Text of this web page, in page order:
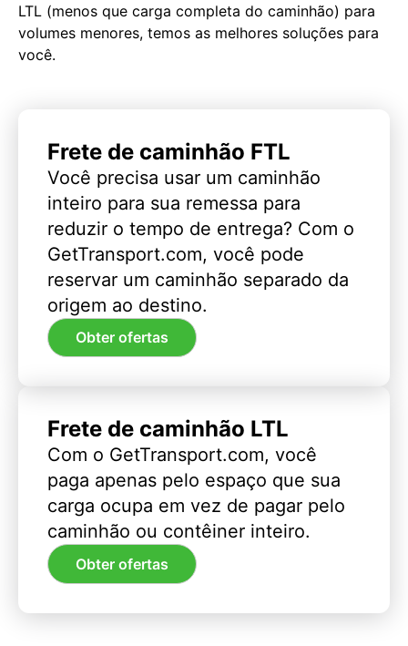
LTL (menos que carga completa do caminhão) para
volumes menores, temos as melhores soluções para
você.
Frete de caminhão FTL
Você precisa usar um caminhão
inteiro para sua remessa para
reduzir o tempo de entrega? Com o
GetTransport.com, você pode
reservar um caminhão separado da
origem ao destino.
Obter ofertas
Frete de caminhão LTL
Com o GetTransport.com, você
paga apenas pelo espaço que sua
carga ocupa em vez de pagar pelo
caminhão ou contêiner inteiro.
Obter ofertas